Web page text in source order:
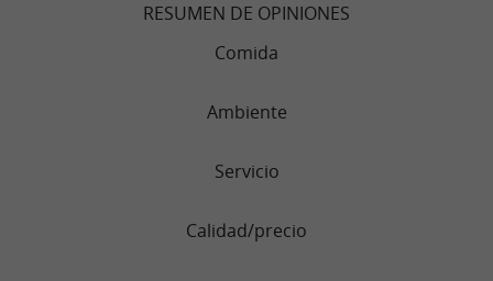
RESUMEN DE OPINIONES
Comida
Ambiente
Servicio
Calidad/precio